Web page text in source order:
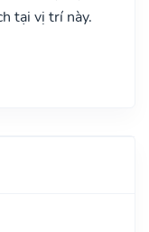
tại vị trí này.